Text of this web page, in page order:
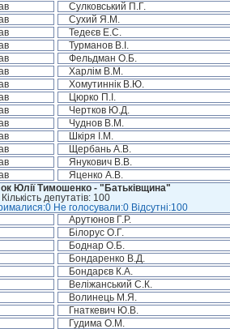
Сулковський П.Г.
Сухий Я.М.
Тедеєв Е.С.
Турманов В.І.
Фельдман О.Б.
Харлім В.М.
Хомутиннік В.Ю.
Цюрко П.І.
Чертков Ю.Д.
Чуднов В.М.
Шкіря І.М.
Щербань А.В.
Янукович В.В.
Яценко А.В.
Юлії Тимошенко - "Батьківщина"
Кількість депутатів: 100
Не голосували:0 Відсутні:100
Арутюнов Г.Р.
Білорус О.Г.
Боднар О.Б.
Бондаренко В.Д.
Бондарєв К.А.
Веліжанський С.К.
Волинець М.Я.
Гнаткевич Ю.В.
Гудима О.М.